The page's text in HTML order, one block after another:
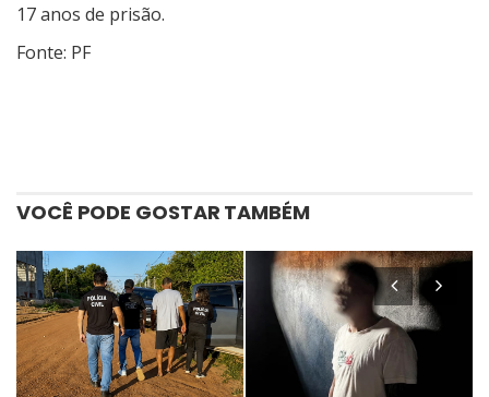
17 anos de prisão.
Fonte: PF
VOCÊ PODE GOSTAR TAMBÉM